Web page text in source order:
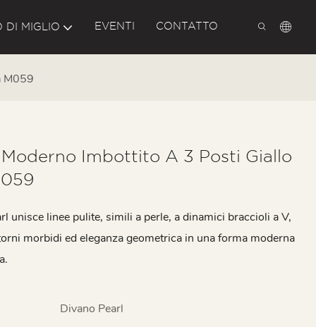
DI MIGLIO EVENTI CONTATTO
M059
Moderno Imbottito A 3 Posti Giallo
unisce linee pulite, simili a perle, a dinamici braccioli a V,
morbidi ed eleganza geometrica in una forma moderna
Divano Pearl